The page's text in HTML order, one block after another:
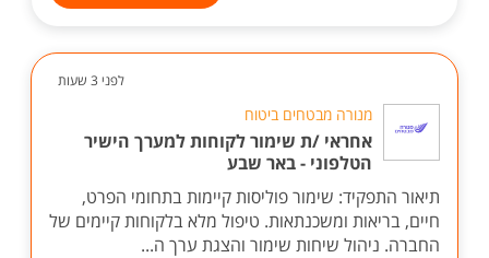
לפני 3 שעות
מנורה מבטחים ביטוח
אחראי /ת שימור לקוחות למערך הישיר
הטלפוני - באר שבע
תיאור התפקיד: שימור פוליסות קיימות בתחומי הפרט,
חיים, בריאות ומשכנתאות. טיפול מלא בלקוחות קיימים של
החברה. ניהול שיחות שימור והצגת ערך ה...